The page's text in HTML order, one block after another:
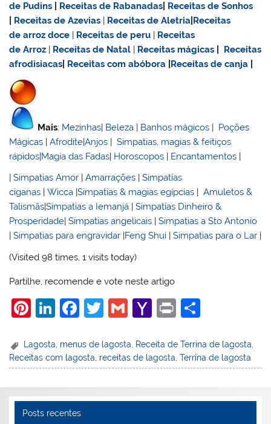
de Pudins
Receitas de Rabanadas
Receitas de Sonhos
Receitas de Azevias Receitas de Aletria Receitas
dearroz doce Receitas de peru
Receitas
de Arroz
Receitas de Natal Receitas mágicas
Receitas
afrodisiacas
Receitas com abóbora Receitas de canja
Mais: Mezinhas| Beleza | Banhos mágicos | Poções
Mágicas |Afrodite|Anjos |Simpatias, magias & feitiços
rápidos|Magia das Fadas| Horoscopos | Encantamentos |
|Simpatias Amor |Amarrações |Simpatias
ciganas |Wicca |Simpatias & magias egípcias |Amuletos &
Talismãs|Simpatias a Iemanjá |Simpatias Dinheiro &
Prosperidade|Simpatias angelicais |Simpatias a Sto Antonio
|Simpatias para engravidar |Feng Shui |Simpatias para o Lar |
(Visited 98 times, 1 visits today)
Partilhe, recomende e vote neste artigo
Pi
er
e
st
Li
k
e
n
F
c
e
o
T
itt
er
G
ai
l
Y
h
o
M
Pr
t
ar
e
Lagosta, menus de lagosta, Receita de Terrina de lagosta,
Receitas com lagosta receitas de lagosta ,Terrina de lagosta
Posts recentes